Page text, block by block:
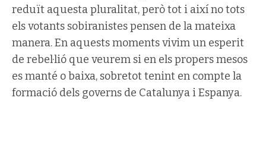
reduït aquesta pluralitat, però tot i així no tots
els votants sobiranistes pensen de la mateixa
manera. En aquests moments vivim un esperit
de rebel·lió que veurem si en els propers mesos
es manté o baixa, sobretot tenint en compte la
formació dels governs de Catalunya i Espanya.